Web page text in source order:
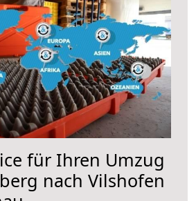
für Ihren Umzug
nach Vilshofen